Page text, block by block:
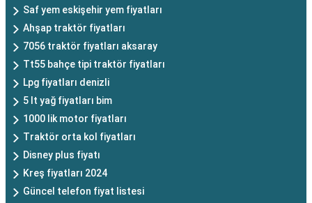
Saf yem eskişehir yem fiyatları
Ahşap traktör fiyatları
7056 traktör fiyatları aksaray
Tt55 bahçe tipi traktör fiyatları
Lpg fiyatları denizli
5 lt yağ fiyatları bim
1000 lik motor fiyatları
Traktör orta kol fiyatları
Disney plus fiyatı
Kreş fiyatları 2024
Güncel telefon fiyat listesi